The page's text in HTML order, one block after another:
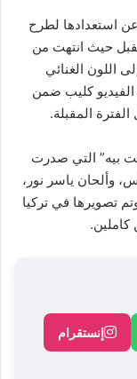
استعدادها لطرح
حيث انتهت من
اللون الغنائي
كليب ضمن
المقبلة.
بيه” التي صدرت
وألحان ياسر نور،
تصويرها في تركيا
إنستقرام